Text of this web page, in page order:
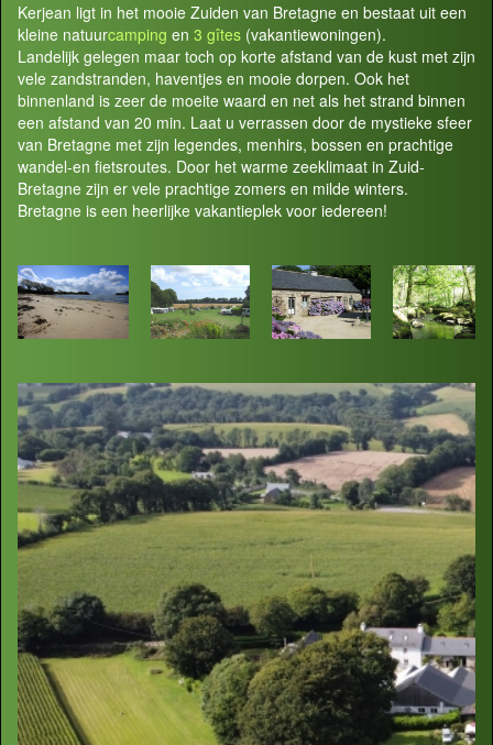
Kerjean ligt in het mooie Zuiden van Bretagne en bestaat uit een
kleine natuurcamping en 3 gîtes (vakantiewoningen).
Landelijk gelegen maar toch op korte afstand van de kust met zijn
vele zandstranden, haventjes en mooie dorpen. Ook het
binnenland is zeer de moeite waard en net als het strand binnen
een afstand van 20 min. Laat u verrassen door de mystieke sfeer
van Bretagne met zijn legendes, menhirs, bossen en prachtige
wandel-en fietsroutes. Door het warme zeeklimaat in Zuid-
Bretagne zijn er vele prachtige zomers en milde winters.
Bretagne is een heerlijke vakantieplek voor iedereen!